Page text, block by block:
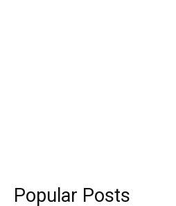
Popular Posts